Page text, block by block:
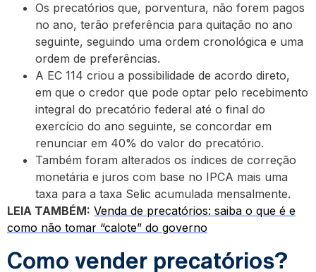
Os precatórios que, porventura, não forem pagos
no ano, terão preferência para quitação no ano
seguinte, seguindo uma ordem cronológica e uma
ordem de preferências.
A EC 114 criou a possibilidade de acordo direto,
em que o credor que pode optar pelo recebimento
integral do precatório federal até o final do
exercício do ano seguinte, se concordar em
renunciar em 40% do valor do precatório.
Também foram alterados os índices de correção
monetária e juros com base no IPCA mais uma
taxa para a taxa Selic acumulada mensalmente.
LEIA TAMBÉM: Venda de precatórios: saiba o que é e
como não tomar “calote” do governo
Como vender precatórios?